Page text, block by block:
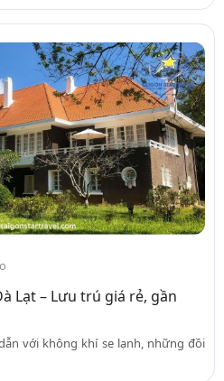
Lạt – Lưu trú giá rẻ, gần
với không khí se lạnh, những đồi